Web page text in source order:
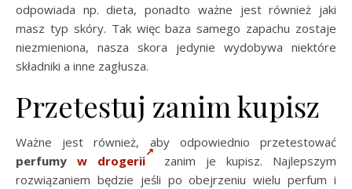
odpowiada np. dieta, ponadto ważne jest również jaki
masz typ skóry. Tak więc baza samego zapachu zostaje
niezmieniona, nasza skora jedynie wydobywa niektóre
składniki a inne zagłusza.
Przetestuj zanim kupisz
Ważne jest również, aby odpowiednio przetestować
perfumy w drogerii
zanim je kupisz. Najlepszym
rozwiązaniem będzie jeśli po obejrzeniu wielu perfum i